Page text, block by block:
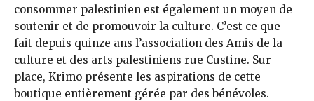
consommer palestinien est également un moyen de
soutenir et de promouvoir la culture. C’est ce que
fait depuis quinze ans l’association des Amis de la
culture et des arts palestiniens rue Custine. Sur
place, Krimo présente les aspirations de cette
boutique entièrement gérée par des bénévoles.